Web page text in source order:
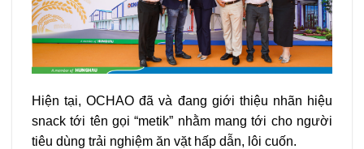
Hiện tại, OCHAO đã và đang giới thiệu nhãn hiệu
snack tới tên gọi “metik” nhằm mang tới cho người
tiêu dùng trải nghiệm ăn vặt hấp dẫn, lôi cuốn.